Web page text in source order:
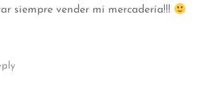
siempre vender mi mercadería!!!